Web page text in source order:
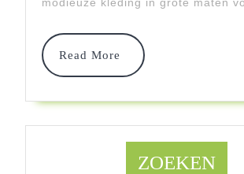
Read More
Read
More
ZOEKEN